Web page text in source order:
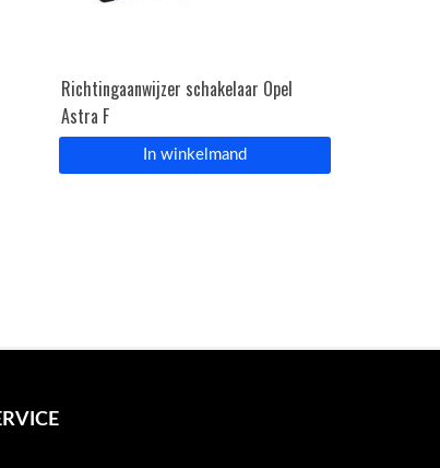
Richtingaanwijzer schakelaar Opel
Astra F
In winkelmand